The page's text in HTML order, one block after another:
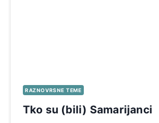
RAZNOVRSNE TEME
Tko su (bili) Samarijanci